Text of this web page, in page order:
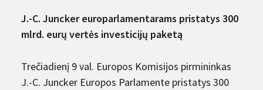
J.-C. Juncker europarlamentarams pristatys 300
mlrd. eurų vertės investicijų paketą
Trečiadienį 9 val. Europos Komisijos pirmininkas
J.-C. Juncker Europos Parlamente pristatys 300